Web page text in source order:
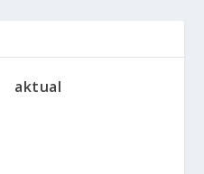
aktual